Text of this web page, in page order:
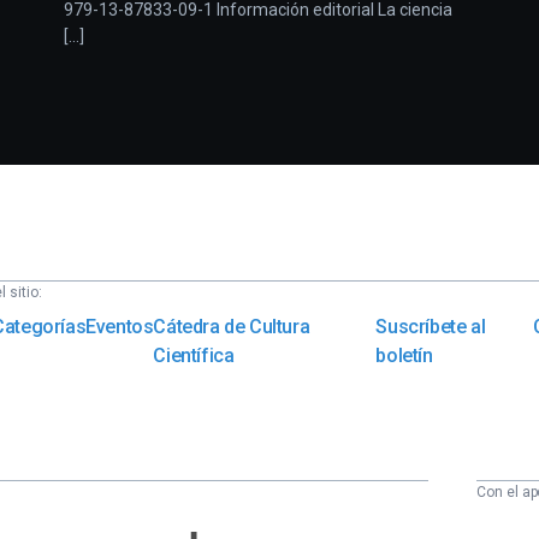
979-13-87833-09-1 Información editorial La ciencia
[...]
sitio:
EventosCátedra de Cultura
Científica
Suscríbete al
boletín
Con el